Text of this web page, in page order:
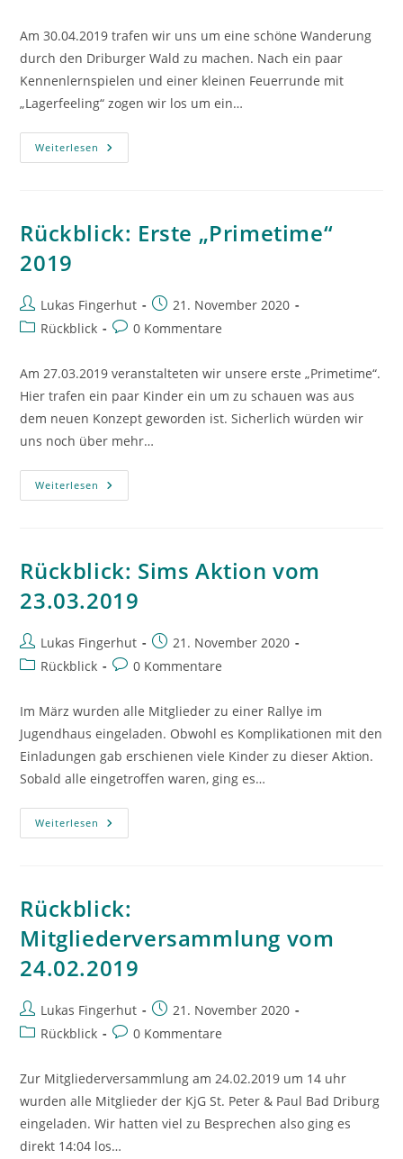
Am 30.04.2019 trafen wir uns um eine schöne Wanderung
durch den Driburger Wald zu machen. Nach ein paar
Kennenlernspielen und einer kleinen Feuerrunde mit
„Lagerfeeling“ zogen wir los um ein…
Weiterlesen Rückblick:
Maiwanderung
Rückblick: Erste „Primetime“
2019
Beitrags-
Autor:
Lukas Fingerhut
Beitrag
veröffentlicht:
21. November 2020
Beitrags-
Rückblick
Beitrags-
0 Kommentare
Am 27.03.2019 veranstalteten wir unsere erste „Primetime“.
Hier trafen ein paar Kinder ein um zu schauen was aus
dem neuen Konzept geworden ist. Sicherlich würden wir
uns noch über mehr…
Weiterlesen Rückblick:
Erste
Rückblick: Sims Aktion vom
23.03.2019
Beitrags-
Autor:
Lukas Fingerhut
Beitrag
veröffentlicht:
21. November 2020
Beitrags-
Rückblick
Beitrags-
0 Kommentare
Im März wurden alle Mitglieder zu einer Rallye im
Jugendhaus eingeladen. Obwohl es Komplikationen mit den
Einladungen gab erschienen viele Kinder zu dieser Aktion.
Sobald alle eingetroffen waren, ging es…
Weiterlesen Rückblick:
Sims
Rückblick:
Mitgliederversammlung vom
24.02.2019
Beitrags-
Autor:
Lukas Fingerhut
Beitrag
veröffentlicht:
21. November 2020
Beitrags-
Rückblick
Beitrags-
0 Kommentare
Zur Mitgliederversammlung am 24.02.2019 um 14 uhr
wurden alle Mitglieder der KjG St. Peter & Paul Bad Driburg
eingeladen. Wir hatten viel zu Besprechen also ging es
direkt 14:04 los…